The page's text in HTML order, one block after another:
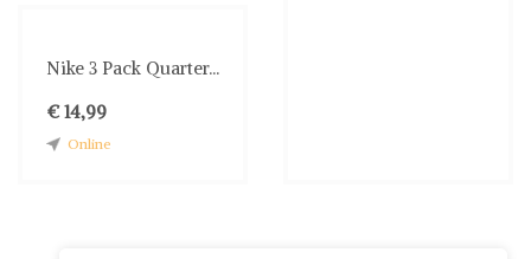
Nike 3 Pack Quarter...
€ 14,99
Online